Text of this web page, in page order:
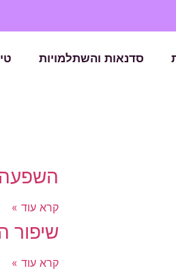
סדנאות והשתלמויות
השפעה
קרא עוד »
שיפור
קרא עוד »